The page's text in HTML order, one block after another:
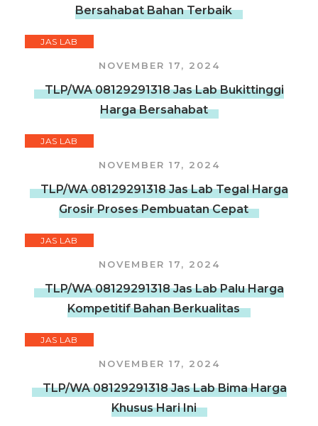
Bersahabat Bahan Terbaik
JAS LAB
NOVEMBER 17, 2024
TLP/WA 08129291318 Jas Lab Bukittinggi
Harga Bersahabat
JAS LAB
NOVEMBER 17, 2024
TLP/WA 08129291318 Jas Lab Tegal Harga
Grosir Proses Pembuatan Cepat
JAS LAB
NOVEMBER 17, 2024
TLP/WA 08129291318 Jas Lab Palu Harga
Kompetitif Bahan Berkualitas
JAS LAB
NOVEMBER 17, 2024
TLP/WA 08129291318 Jas Lab Bima Harga
Khusus Hari Ini